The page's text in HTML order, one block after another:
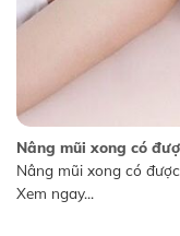
Nâng mũi xong có
Nâng mũi xong có
Xem ngay...